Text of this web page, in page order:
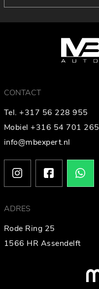
CONTACT
Tel. +317 56 228 955
Mobiel +316 54 701 265
info@mbexpert.nl
ADRES
Rode Ring 25
1566 HR Assendelft